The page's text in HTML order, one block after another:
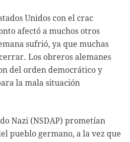
Unidos con el crac
afectó a muchos otros
sufrió, ya que muchas
Los obreros alemanes
del orden democrático y
la mala situación
Nazi (NSDAP) prometían
pueblo germano, a la vez que